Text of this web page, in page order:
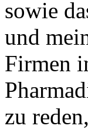
sowie
und
Firmen
zu